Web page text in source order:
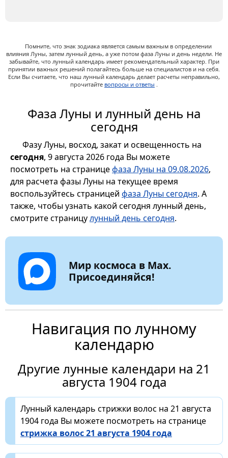
Помните, что знак зодиака является самым важным в определении
влияния Луны, затем лунный день, а уже потом фаза Луны и день недели. Не
забывайте, что лунный календарь имеет рекомендательный характер. При
принятии важных решений полагайтесь больше на специалистов и на себя.
Если Вы считаете, что наш лунный календарь делает расчеты неправильно,
прочитайте вопросы и ответы .
Фаза Луны и лунный день на
сегодня
Фазу Луны, восход, закат и освещенность на
сегодня, 9 августа 2026 года Вы можете
посмотреть на страницефаза Луны на 09.08.2026,
для расчета фазы Луны на текущее время
воспользуйтесь страницей фаза Луны сегодня. А
также, чтобы узнать какой сегодня лунный день,
смотрите страницулунный день сегодня.
Мир космоса в Max.
Присоединяйся!
Навигация по лунному
календарю
Другие лунные календари на 21
августа 1904 года
Лунный календарь стрижки волос на 21 августа
1904 года Вы можете посмотреть на странице
стрижка волос 21 августа 1904 года